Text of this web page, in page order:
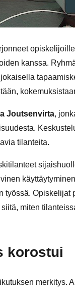
kanssa.
Joutsenvirta,
tilanteita.
Opiskelijat
miten
korostui
merkitys.